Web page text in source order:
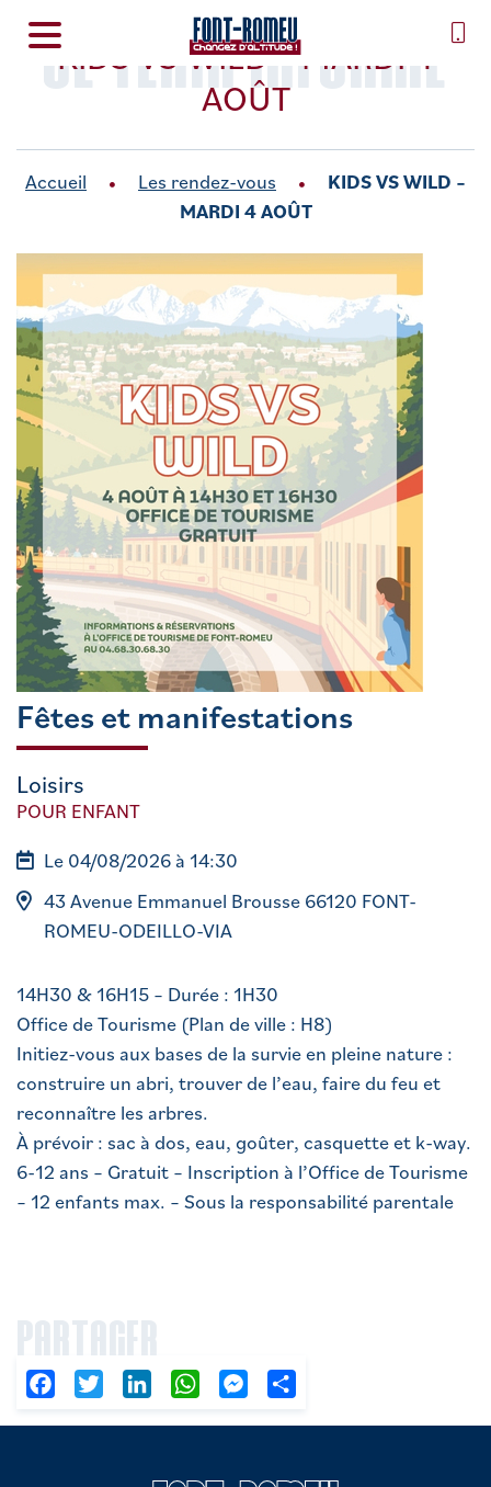
SE TENIR INFORMÉ
KIDS VS WILD – MARDI 4
AOÛT
Accueil Les rendez-vous
KIDS VS WILD –
MARDI 4 AOÛT
Fêtes et manifestations
Loisirs
POUR ENFANT
Le 04/08/2026 à 14:30
43 Avenue Emmanuel Brousse 66120 FONT-
ROMEU-ODEILLO-VIA
14H30 & 16H15 – Durée : 1H30
Office de Tourisme (Plan de ville : H8)
Initiez-vous aux bases de la survie en pleine nature :
construire un abri, trouver de l’eau, faire du feu et
reconnaître les arbres.
À prévoir : sac à dos, eau, goûter, casquette et k-way.
6-12 ans – Gratuit – Inscription à l’Office de Tourisme
– 12 enfants max. – Sous la responsabilité parentale
PARTAGER
FacebookTwitter LinkedIn WhatsAppMessenger